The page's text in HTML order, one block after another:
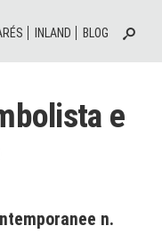
INLAND BLOG
e
n.